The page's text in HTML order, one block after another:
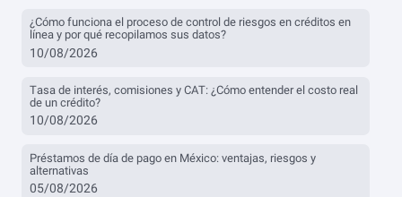
¿Cómo funciona el proceso de control de riesgos en créditos en
línea y por qué recopilamos sus datos?
10/08/2026
Tasa de interés, comisiones y CAT: ¿Cómo entender el costo real
de un crédito?
10/08/2026
Préstamos de día de pago en México: ventajas, riesgos y
alternativas
05/08/2026